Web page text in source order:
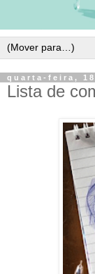
quarta-feira, 18
Lista de